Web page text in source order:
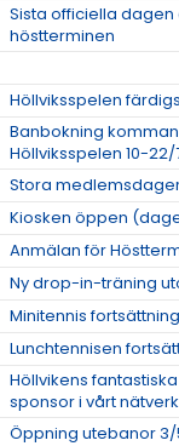
Sista officiella dagen
höstterminen
Höllviksspelen
Banbokning
Höllviksspelen 10-22/
Stora
Kiosken öppen
Anmälan för
Ny drop-in-träning
Minitennis
Lunchtennisen
Höllvikens
sponsor i vårt
Öppning utebanor 3/